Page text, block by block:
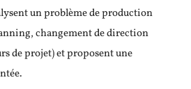
un problème de production
changement de direction
de projet) et proposent une